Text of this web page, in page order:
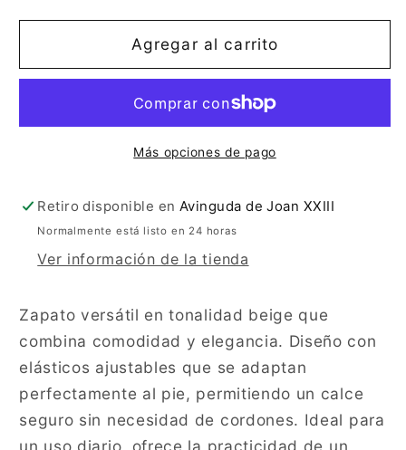
para
BEIGE
para
ZAPATO
BEIGE
Agregar al carrito
Más opciones de pago
Retiro disponible en Avinguda de Joan XXIII
Normalmente está listo en 24 horas
Ver información de la tienda
Zapato versátil en tonalidad beige que
combina comodidad y elegancia. Diseño con
elásticos ajustables que se adaptan
perfectamente al pie, permitiendo un calce
seguro sin necesidad de cordones. Ideal para